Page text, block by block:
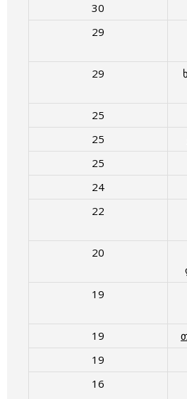
30
29
29
25
25
25
24
22
20
19
19
19
16